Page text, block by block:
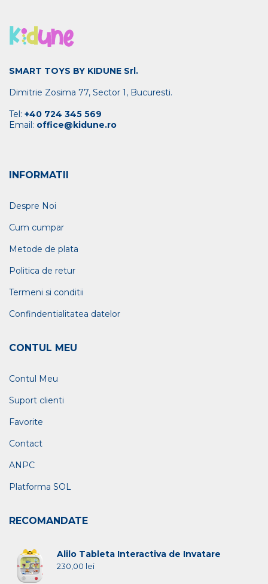
SMART TOYS BY KIDUNE Srl.
Dimitrie Zosima 77, Sector 1, Bucuresti.
Tel: +40 724 345 569
Email: office@kidune.ro
INFORMATII
Despre Noi
Cum cumpar
Metode de plata
Politica de retur
Termeni si conditii
Confindentialitatea datelor
CONTUL MEU
Contul Meu
Suport clienti
Favorite
Contact
ANPC
Platforma SOL
RECOMANDATE
Alilo Tableta Interactiva de Invatare
230,00 lei